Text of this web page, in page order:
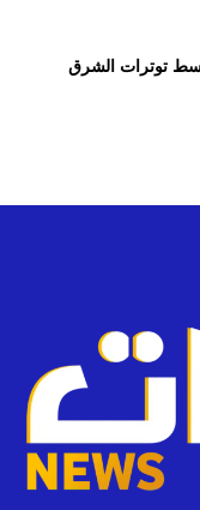
وسط توترات الشرق